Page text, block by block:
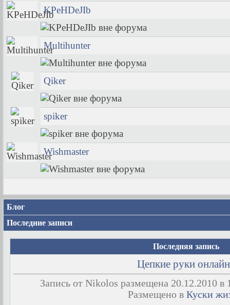
KPeHDeJIb
Multihunter
Qiker
spiker
Wishmaster
Блог
Последние записи
Последняя запись
Цепкие руки
Запись от Nikolos размещена 20.12.2010 в
Размещено в Куски